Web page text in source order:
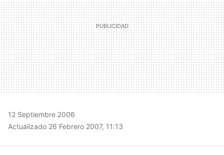
12 Septiembre 2006
Actualizado 26 Febrero 2007, 11:13